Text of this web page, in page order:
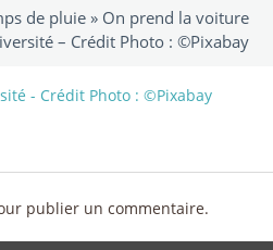
de pluie» On prend la voiture
– Crédit Photo : ©Pixabay
publier un commentaire.